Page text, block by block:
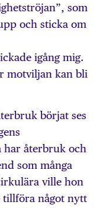
som
och sticka om
igång mig.
motviljan kan bli
börjat ses
har återbruk och
som många
ville hon
tillföra något nytt